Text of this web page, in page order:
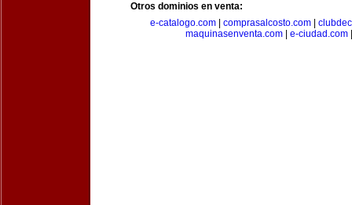
Otros dominios en venta:
e-catalogo.com
comprasalcosto.com
maquinasenventa.com| e-ciudad.com